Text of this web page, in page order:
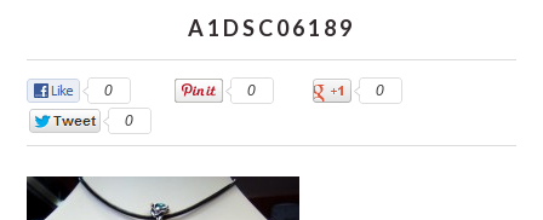
A1DSC06189
0 0
0
0